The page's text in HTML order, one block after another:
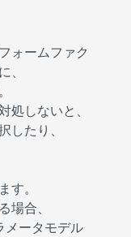
ォームファク
処しないと、
したり、
す。
場合、
メータモデル